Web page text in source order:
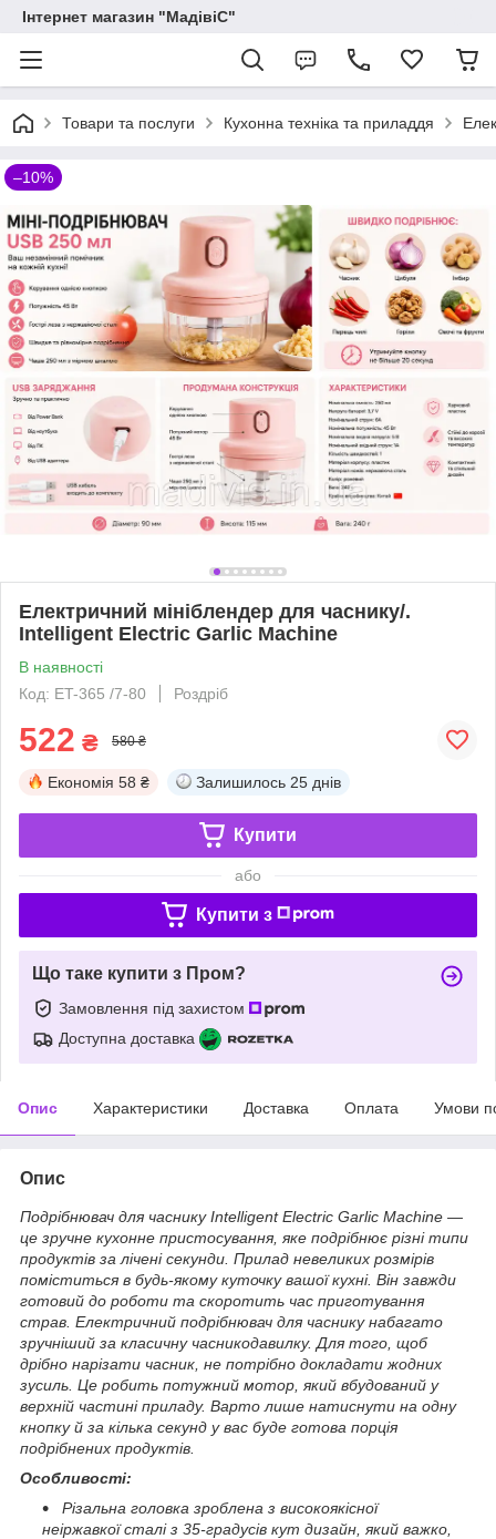
Інтернет магазин "МадівіС"
Товари та послуги Кухонна техніка та приладдя
–10%
Електричний мініблендер для часнику/.
Intelligent Electric Garlic Machine
В наявності
Код: ET-365 /7-80
Роздріб
522 ₴ 580 ₴
Економія 58 ₴ Залишилось 25 днів
Купити
або
Купити з
Що таке купити з Пром?
Замовлення під захистом
Доступна доставка
Опис Характеристики Доставка Оплата Умови
Опис
Подрібнювач для часнику Intelligent Electric Garlic Machine —
це зручне кухонне пристосування, яке подрібнює різні типи
продуктів за лічені секунди. Прилад невеликих розмірів
поміститься в будь-якому куточку вашої кухні. Він завжди
готовий до роботи та скоротить час приготування
страв. Електричний подрібнювач для часнику набагато
зручніший за класичну часникодавилку. Для того, щоб
дрібно нарізати часник, не потрібно докладати жодних
зусиль. Це робить потужний мотор, який вбудований у
верхній частині приладу. Варто лише натиснути на одну
кнопку й за кілька секунд у вас буде готова порція
подрібнених продуктів.
Особливості:
Різальна головка зроблена з високоякісної
неіржавкої сталі з 35-градусів кут дизайн, який важко,